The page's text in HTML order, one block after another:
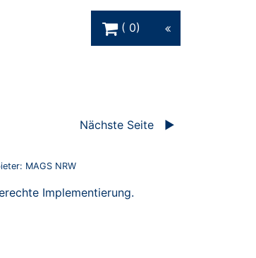
0
Nächste Seite
MAGS NRW
Implementierung.